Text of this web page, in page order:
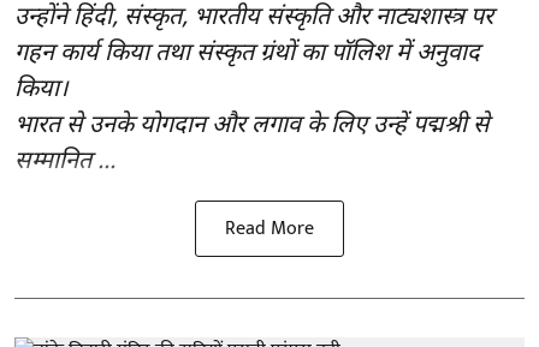
उन्होंने हिंदी, संस्कृत, भारतीय संस्कृति और नाट्यशास्त्र पर
गहन कार्य किया तथा संस्कृत ग्रंथों का पॉलिश में अनुवाद
किया।
भारत से उनके योगदान और लगाव के लिए उन्हें पद्मश्री से
सम्मानित ...
Read More